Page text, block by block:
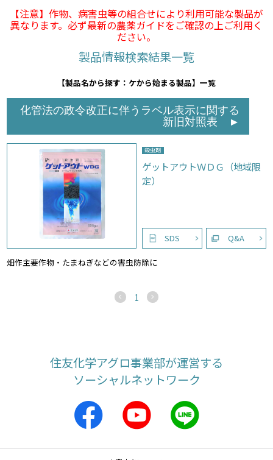
【注意】作物、病害虫等の組合せにより利用可能な製品が
異なります。必ず最新の農薬ガイドをご確認の上ご利用く
ださい。
製品情報検索結果一覧
【製品名から探す：ケから始まる製品】一覧
化管法の政令改正に伴うラベル表示に関する
新旧対照表
▲
殺虫剤
ゲットアウトＷＤＧ（地域限
定）
SDS Q&A
畑作主要作物・たまねぎなどの害虫防除に
1
住友化学アグロ事業部が運営する
ソーシャルネットワーク